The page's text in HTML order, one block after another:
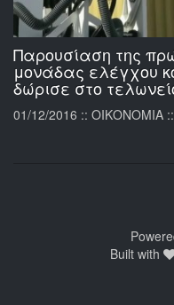
Παρουσίαση της
μονάδας ελέγχου
δώρισε στο
01/12/2016 :: ΟΙΚΟΝΟΜΙΑ
Built with